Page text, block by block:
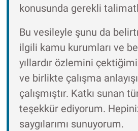
konusunda gerekli
Bu vesileyle şunu da
ilgili kamu kurumları ve
yıllardır özlemini
ve birlikte çalışma
çalışmıştır. Katkı sunan
teşekkür ediyorum.
saygılarımı sunuyorum.